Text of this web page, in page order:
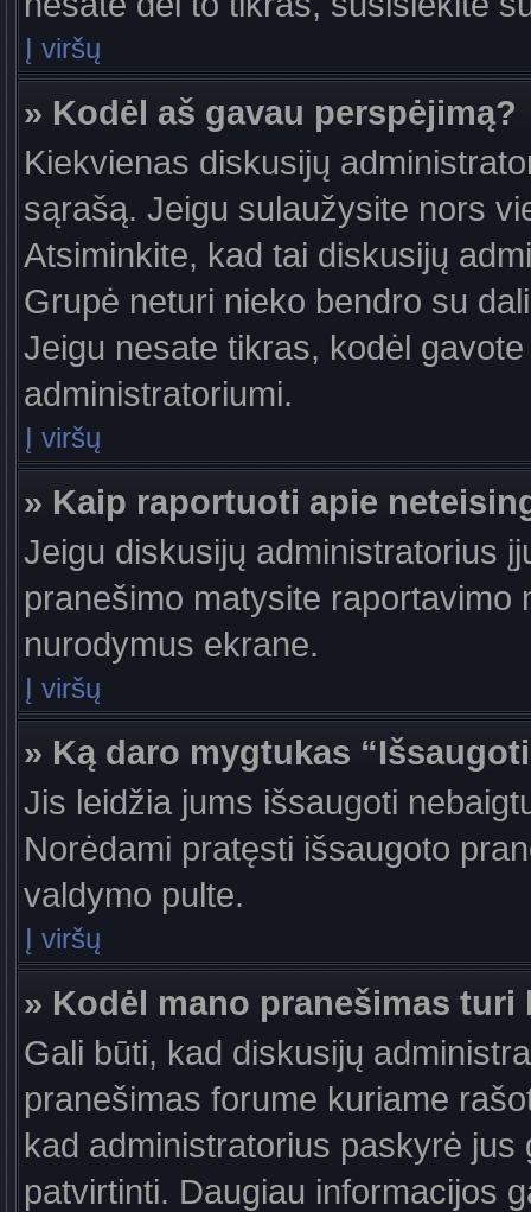
Į viršų
» Kodėl aš gavau perspėjimą?
Kiekvienas diskusijų
sąrašą. Jeigu sulaužysite nors
Atsiminkite, kad tai diskusijų
Grupė neturi nieko bendro su
Jeigu nesate tikras, kodėl
administratoriumi.
Į viršų
» Kaip raportuoti apie
Jeigu diskusijų administratorius
pranešimo matysite
nurodymus ekrane.
Į viršų
» Ką daro mygtukas
Jis leidžia jums išsaugoti
Norėdami pratęsti išsaugoto
valdymo pulte.
Į viršų
» Kodėl mano pranešimas
Gali būti, kad diskusijų
pranešimas forume kuriame
kad administratorius paskyrė
patvirtinti. Daugiau informacijos